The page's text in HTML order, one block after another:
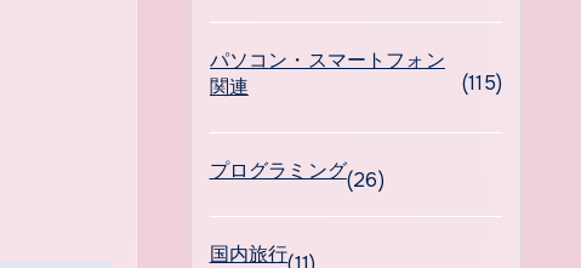
パソコン・スマートフォン
関連
(115)
プログラミング(26)
国内旅行